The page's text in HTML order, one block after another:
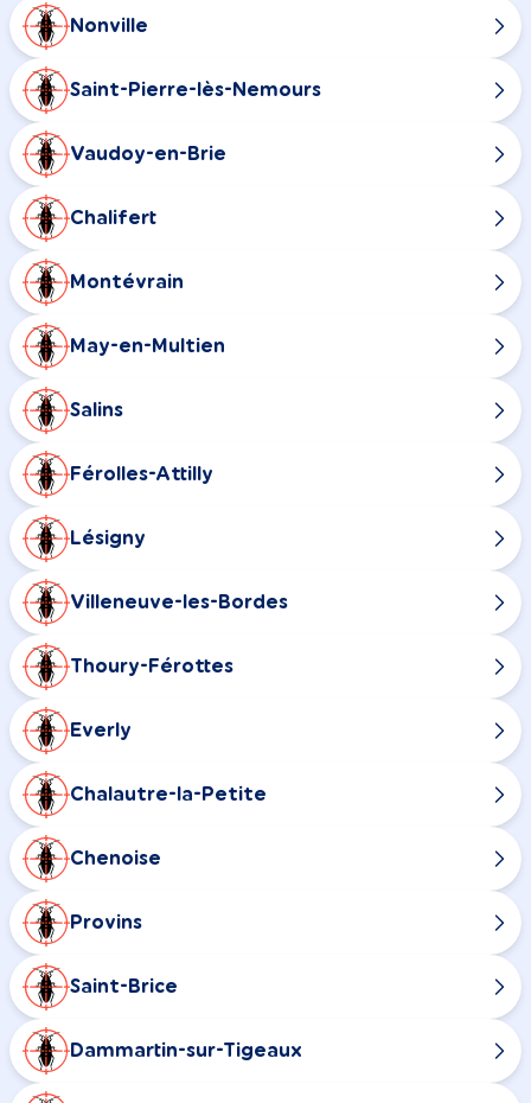
Nonville
Saint-Pierre-lès-Nemours
Vaudoy-en-Brie
Chalifert
Montévrain
May-en-Multien
Salins
Férolles-Attilly
Lésigny
Villeneuve-les-Bordes
Thoury-Férottes
Everly
Chalautre-la-Petite
Chenoise
Provins
Saint-Brice
Dammartin-sur-Tigeaux